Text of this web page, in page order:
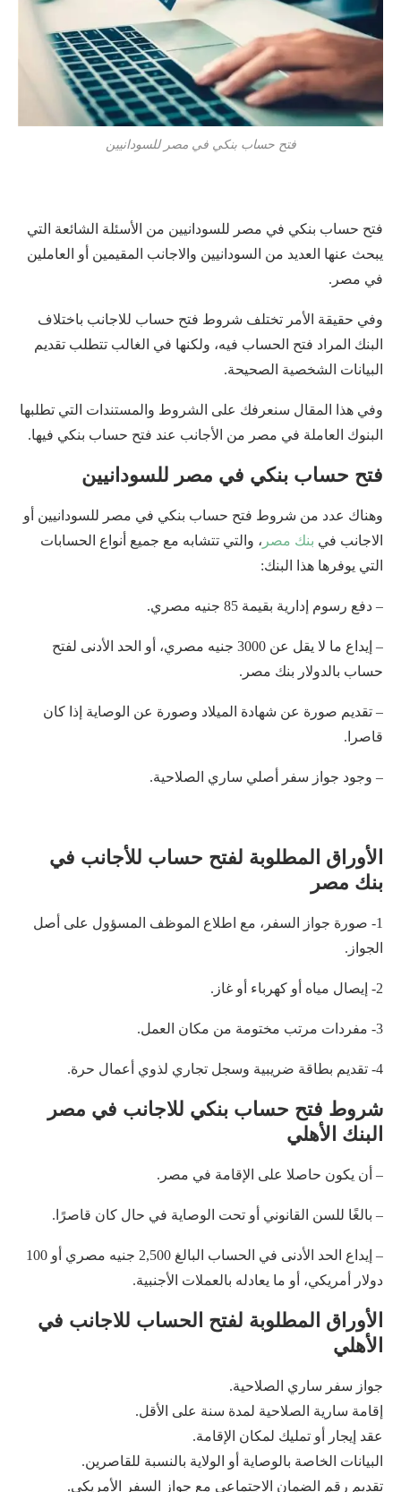
فتح حساب بنكي في مصر للسودانيين
فتح حساب بنكي في مصر للسودانيين من الأسئلة الشائعة التي
يبحث عنها العديد من السودانيين والاجانب المقيمين أو العاملين
في مصر.
وفي حقيقة الأمر تختلف شروط فتح حساب للاجانب باختلاف
البنك المراد فتح الحساب فيه، ولكنها في الغالب تتطلب تقديم
البيانات الشخصية الصحيحة.
وفي هذا المقال سنعرفك على الشروط والمستندات التي تطلبها
البنوك العاملة في مصر من الأجانب عند فتح حساب بنكي فيها.
فتح حساب بنكي في مصر للسودانيين
وهناك عدد من شروط فتح حساب بنكي في مصر للسودانيين أو
الاجانب في بنك مصر ، والتي تتشابه مع جميع أنواع الحسابات
التي يوفرها هذا البنك:
– دفع رسوم إدارية بقيمة 85 جنيه مصري.
– إيداع ما لا يقل عن 3000 جنيه مصري، أو الحد الأدنى لفتح
حساب بالدولار بنك مصر.
– تقديم صورة عن شهادة الميلاد وصورة عن الوصاية إذا كان
قاصرا.
– وجود جواز سفر أصلي ساري الصلاحية.
الأوراق المطلوبة لفتح حساب للأجانب في
بنك مصر
1- صورة جواز السفر، مع اطلاع الموظف المسؤول على أصل
الجواز.
2- إيصال مياه أو كهرباء أو غاز.
3- مفردات مرتب مختومة من مكان العمل.
4- تقديم بطاقة ضريبية وسجل تجاري لذوي أعمال حرة.
شروط فتح حساب بنكي للاجانب في مصر
البنك الأهلي
– أن يكون حاصلا على الإقامة في مصر.
– بالغًا للسن القانوني أو تحت الوصاية في حال كان قاصرًا.
– إيداع الحد الأدنى في الحساب البالغ 2,500 جنيه مصري أو 100
دولار أمريكي، أو ما يعادله بالعملات الأجنبية.
الأوراق المطلوبة لفتح الحساب للاجانب في
الأهلي
جواز سفر ساري الصلاحية.
إقامة سارية الصلاحية لمدة سنة على الأقل.
عقد إيجار أو تمليك لمكان الإقامة.
البيانات الخاصة بالوصاية أو الولاية بالنسبة للقاصرين.
تقديم رقم الضمان الاجتماعي مع جواز السفر الأمريكي.